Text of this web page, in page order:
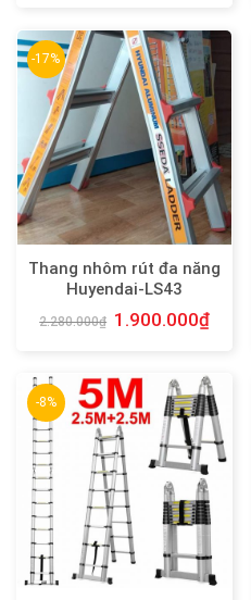
-17%
Thang nhôm rút đa năng
Huyendai-LS43
2.280.000₫ 1.900.000₫
-8%